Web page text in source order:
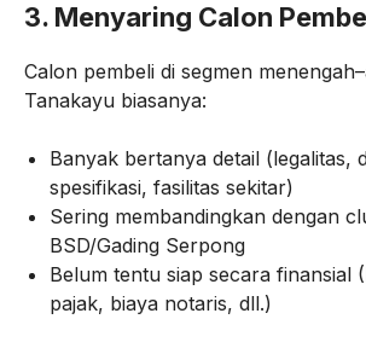
3. Menyaring Calon
Calon pembeli di segmen
Tanakayu biasanya:
Banyak bertanya detail (legalitas,
spesifikasi, fasilitas sekitar)
Sering membandingkan dengan
BSD/Gading Serpong
Belum tentu siap secara finansial
pajak, biaya notaris, dll.)